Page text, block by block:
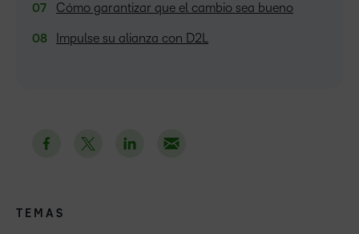
TEMAS
Cómo garantizar que el cambio sea bueno
Impulse su alianza con D2L